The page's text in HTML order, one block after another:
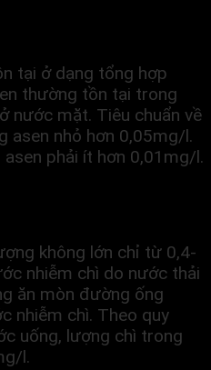
tại ở dạng tổng hợp
thường tồn tại trong
nước mặt. Tiêu chuẩn về
asen nhỏ hơn 0,05mg/l.
phải ít hơn 0,01mg/l.
không lớn chỉ từ 0,4-
nhiễm chì do nước thải
ăn mòn đường ống
nhiễm chì. Theo quy
uống, lượng chì trong
l.